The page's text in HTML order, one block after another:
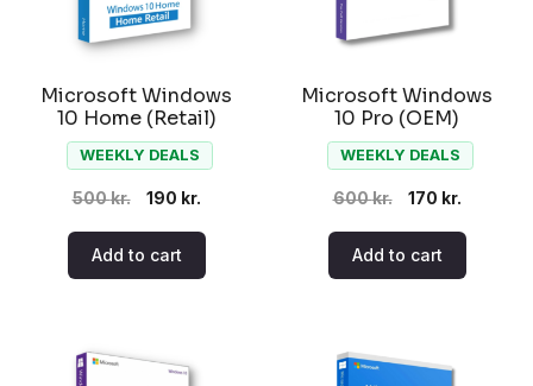
Microsoft Windows
10 Home (Retail)
WEEKLY DEALS
500kr.
Original
price
was:
190 kr.
price
Add to cart
Microsoft Windows
10 Pro (OEM)
WEEKLY DEALS
600kr.
Original
price
was:
170 kr.
price
Add to cart